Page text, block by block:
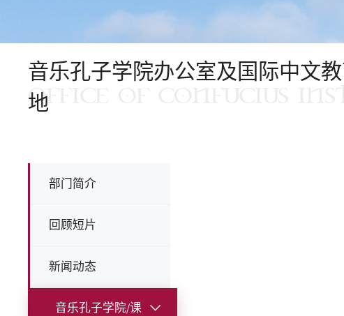
音乐孔子学院办公室及国际中文
地
OFFICE OF CONFUCIUS
部门简介
回顾短片
新闻动态
音乐孔子学院/课